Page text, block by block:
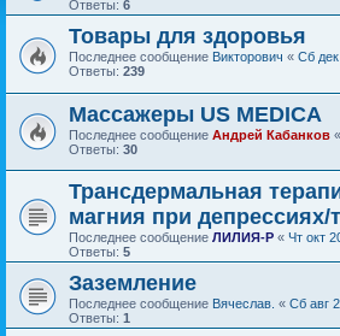
Ответы: 6
Товары для здоровья
Последнее сообщение Викторович « Сб
Ответы: 239
Массажеры US MEDICA
Последнее сообщение Андрей Кабанков «
Ответы: 30
Трансдермальная
магния при депрессиях/
Последнее сообщение ЛИЛИЯ-Р « Чт окт
Ответы: 5
Заземление
Последнее сообщение Вячеслав. « Сб авг
Ответы: 1